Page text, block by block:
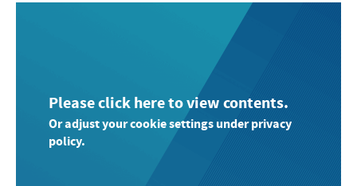
Please click here to view contents.
Or adjust your cookie settings under privacy
policy.